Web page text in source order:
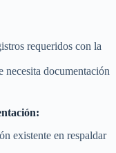
requeridos con la
necesita documentación
existente en respaldar